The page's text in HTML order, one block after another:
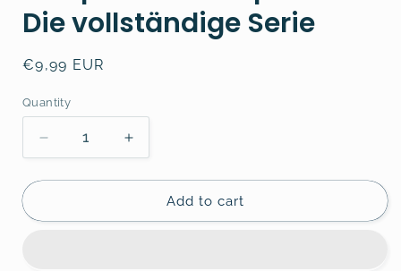
Die vollständige Serie
Regular
€9,99 EUR
Quantity
Decrease
quantity
for
macht
Increase
quantity
for
Scalpen
macht
Add to cart